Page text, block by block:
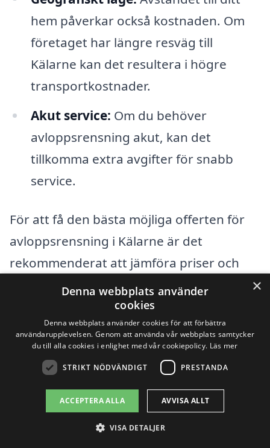
hem påverkar också kostnaden. Om
företaget har längre resväg till
Kälarne kan det resultera i högre
transportkostnader.
Akut service: Om du behöver
avloppsrensning akut, kan det
tillkomma extra avgifter för snabb
service.
För att få den bästa möjliga offerten för
avloppsrensning i Kälarne är det
rekommenderat att jämföra priser och
tjänster från olika företag. Genom
avloppsrensning-pris.se kan du enkelt få
kontakt med flera lokala entreprenörer
som kan skicka dig anpassade
erbjudanden baserade på dina specifika
behov. Det är också en god idé att läsa
recensioner och be om
rekommendationer för att säkerställa att
×
Denna webbplats använder
cookies
Denna webbplats använder cookies för att förbättra
användarupplevelsen. Genom att använda vår webbplats samtycker
du till alla cookies i enlighet med vår cookiepolicy. Läs mer
STRIKT NÖDVÄNDIGT PRESTANDA
ACCEPTERA ALLA AVVISA ALLT
VISA DETALJER